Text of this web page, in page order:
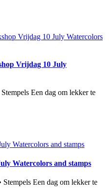
Vrijdag 10 July
Een dag om lekker te
Watercolors and stamps
Een dag om lekker te